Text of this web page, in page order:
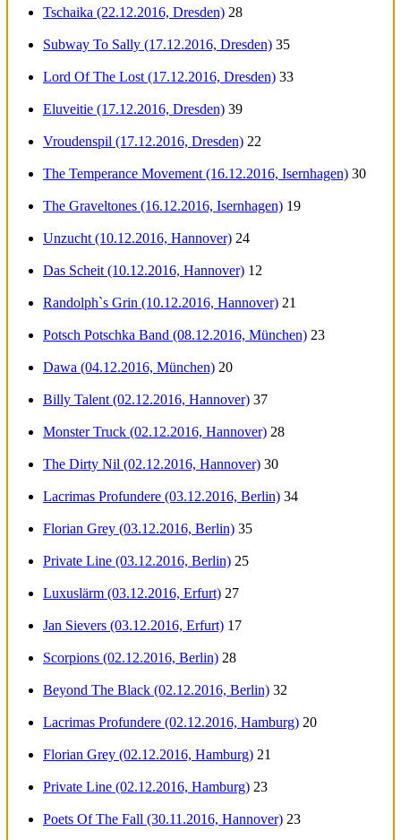
Tschaika (22.12.2016, Dresden) 28
Subway To Sally (17.12.2016, Dresden) 35
Lord Of The Lost (17.12.2016, Dresden) 33
Eluveitie (17.12.2016, Dresden) 39
Vroudenspil (17.12.2016, Dresden) 22
The Temperance Movement (16.12.2016, Isernhagen) 30
The Graveltones (16.12.2016, Isernhagen) 19
Unzucht (10.12.2016, Hannover) 24
Das Scheit (10.12.2016, Hannover) 12
Randolph`s Grin (10.12.2016, Hannover) 21
Potsch Potschka Band (08.12.2016, München) 23
Dawa (04.12.2016, München) 20
Billy Talent (02.12.2016, Hannover) 37
Monster Truck (02.12.2016, Hannover) 28
The Dirty Nil (02.12.2016, Hannover) 30
Lacrimas Profundere (03.12.2016, Berlin) 34
Florian Grey (03.12.2016, Berlin) 35
Private Line (03.12.2016, Berlin) 25
Luxuslärm (03.12.2016, Erfurt) 27
Jan Sievers (03.12.2016, Erfurt) 17
Scorpions (02.12.2016, Berlin) 28
Beyond The Black (02.12.2016, Berlin) 32
Lacrimas Profundere (02.12.2016, Hamburg) 20
Florian Grey (02.12.2016, Hamburg) 21
Private Line (02.12.2016, Hamburg) 23
Poets Of The Fall (30.11.2016, Hannover) 23